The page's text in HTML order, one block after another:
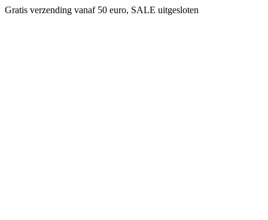
Gratis verzending vanaf 50 euro, SALE uitgesloten